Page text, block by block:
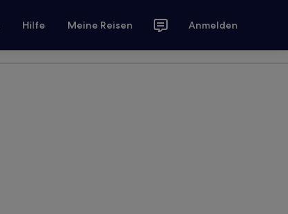
Hilfe Meine Reisen Anmelden